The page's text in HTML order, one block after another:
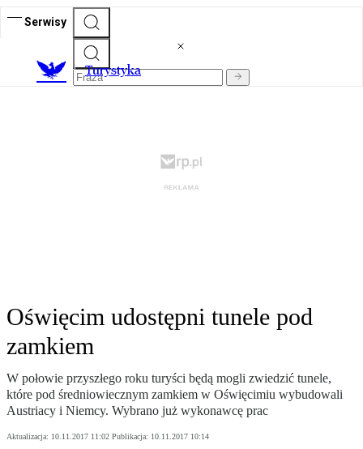
Serwisy
Turystyka
Oświęcim udostępni tunele pod
zamkiem
W połowie przyszłego roku turyści będą mogli zwiedzić tunele,
które pod średniowiecznym zamkiem w Oświęcimiu wybudowali
Austriacy i Niemcy. Wybrano już wykonawcę prac
Aktualizacja: 10.11.2017 11:02 Publikacja: 10.11.2017 10:14